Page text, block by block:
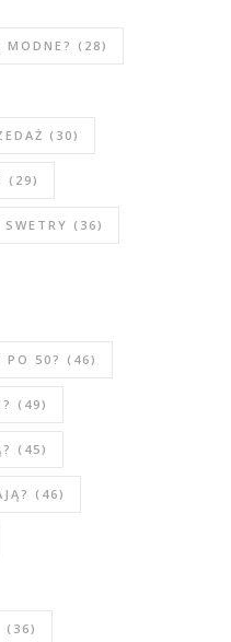
MODNE? (28)
(30)
(29)
(36)
PO 50? (46)
(49)
(45)
(46)
(36)